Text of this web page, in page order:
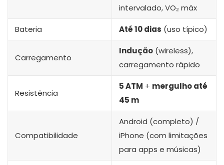
intervalado, VO₂ máx
Bateria Até 10 dias (uso típico)
Carregamento
Indução (wireless),
carregamento rápido
Resistência
5 ATM + mergulho até
45 m
Compatibilidade
Android (completo) /
iPhone (com limitações
para apps e músicas)